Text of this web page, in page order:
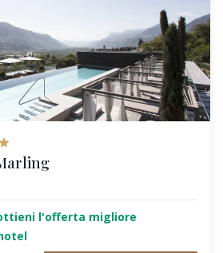
l'offerta migliore